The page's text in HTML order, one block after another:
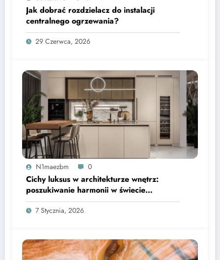
29 Czerwca, 2026
N1maezbm
Cichy luksus w architekturze wnętrz:
poszukiwanie harmonii w świecie
nadmiaru bodźców
7 Stycznia, 2026